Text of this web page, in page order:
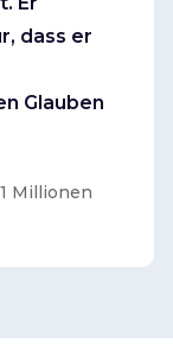
dass er
Glauben
Millionen